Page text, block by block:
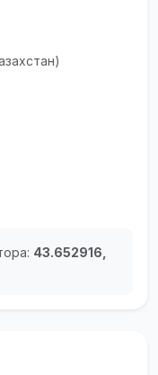
43.652916,